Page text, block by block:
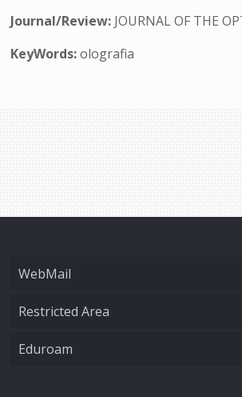
Journal/Review: JOURNAL OF THE
KeyWords:olografia
WebMail
Restricted Area
Eduroam